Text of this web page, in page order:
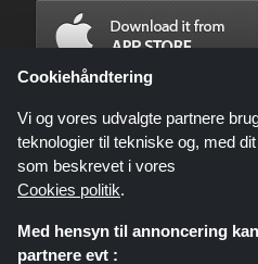
Cookiehåndtering
Vi og vores udvalgte partnere
teknologier til tekniske og, med
som beskrevet i vores
Cookies politik.
Med hensyn til annoncering
partnere evt :